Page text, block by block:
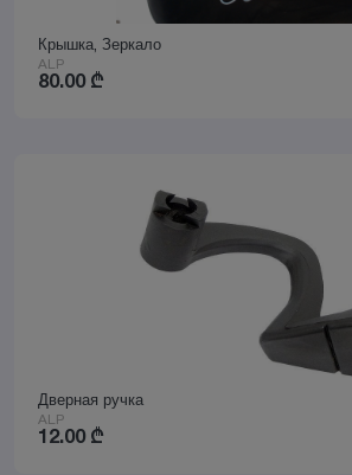
Крышка, Зеркало
ALP
80.00 ₾
Дверная ручка
ALP
12.00 ₾